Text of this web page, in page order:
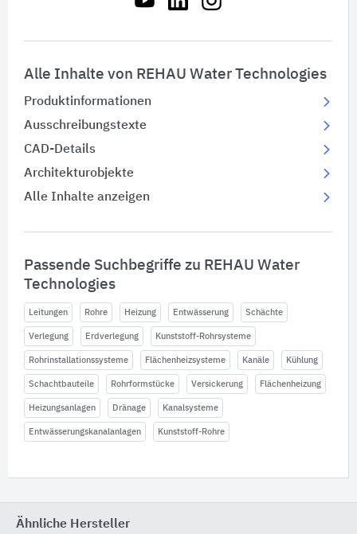
Alle Inhalte von REHAU Water Technologies
Produktinformationen
Ausschreibungstexte
CAD-Details
Architekturobjekte
Alle Inhalte anzeigen
Passende Suchbegriffe zu REHAU Water
Technologies
Leitungen Rohre Heizung Entwässerung Schächte
Verlegung Erdverlegung Kunststoff-Rohrsysteme
Rohrinstallationssysteme Flächenheizsysteme Kanäle Kühlung
Schachtbauteile Rohrformstücke Versickerung Flächenheizung
Heizungsanlagen Dränage Kanalsysteme
Entwässerungskanalanlagen Kunststoff-Rohre
Ähnliche Hersteller